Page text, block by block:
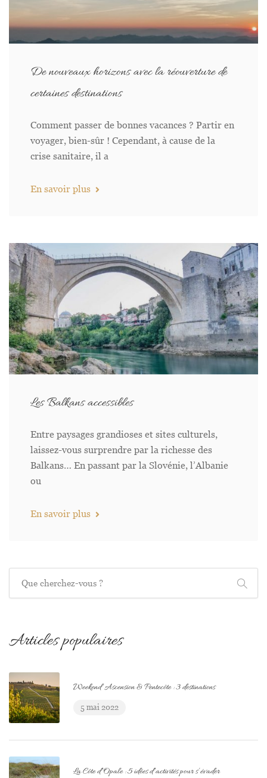
De nouveaux horizons avec la réouverture de
certaines destinations
Comment passer de bonnes vacances ? Partir en
voyager, bien-sûr ! Cependant, à cause de la
crise sanitaire, il a
En savoir plus
Les Balkans accessibles
Entre paysages grandioses et sites culturels,
laissez-vous surprendre par la richesse des
Balkans… En passant par la Slovénie, l’Albanie
ou
En savoir plus
Articles populaires
Weekend Ascension & Pentecôte : 3 destinations
5 mai 2022
La Côte d’Opale : 5 idées d’activités pour s’évader